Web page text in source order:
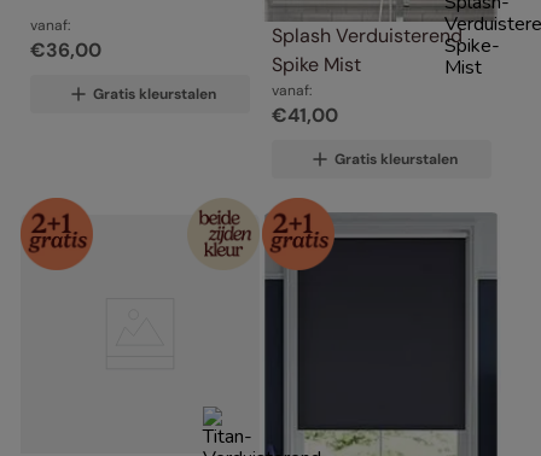
vanaf:
€36,00
Gratis kleurstalen
Splash Verduisterend
Spike Mist
vanaf:
€41,00
Gratis kleurstalen